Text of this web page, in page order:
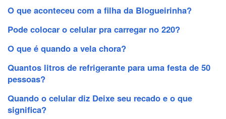
O que aconteceu com a filha da Blogueirinha?
Pode colocar o celular pra carregar no 220?
O que é quando a vela chora?
Quantos litros de refrigerante para uma festa de 50
pessoas?
Quando o celular diz Deixe seu recado e o que
significa?